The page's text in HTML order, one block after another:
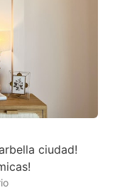
ciudad!